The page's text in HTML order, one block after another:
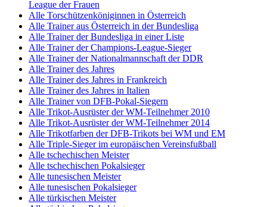
League der Frauen
Alle Torschützenköniginnen in Österreich
Alle Trainer aus Österreich in der Bundesliga
Alle Trainer der Bundesliga in einer Liste
Alle Trainer der Champions-League-Sieger
Alle Trainer der Nationalmannschaft der DDR
Alle Trainer des Jahres
Alle Trainer des Jahres in Frankreich
Alle Trainer des Jahres in Italien
Alle Trainer von DFB-Pokal-Siegern
Alle Trikot-Ausrüster der WM-Teilnehmer 2010
Alle Trikot-Ausrüster der WM-Teilnehmer 2014
Alle Trikotfarben der DFB-Trikots bei WM und EM
Alle Triple-Sieger im europäischen Vereinsfußball
Alle tschechischen Meister
Alle tschechischen Pokalsieger
Alle tunesischen Meister
Alle tunesischen Pokalsieger
Alle türkischen Meister